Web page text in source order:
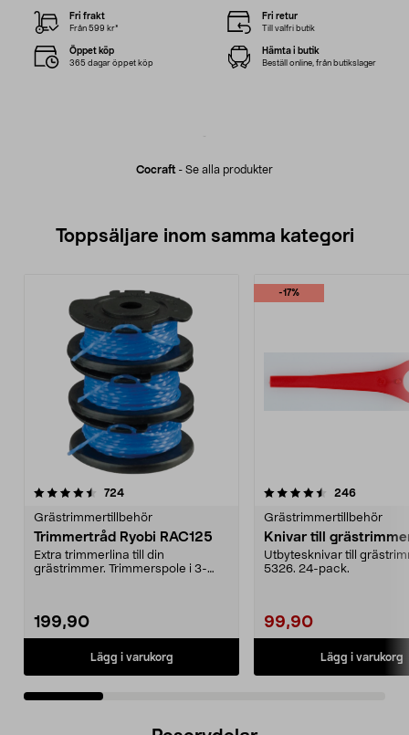
Cocraft - Se alla produkter
Fri frakt
Från 599 kr*
Fri retur
Till valfri butik
Öppet köp
365 dagar öppet köp
Hämta i butik
Beställ online, från butikslager
Toppsäljare inom samma kategori
724recensioner
Grästrimmertillbehör
Trimmertråd Ryobi RAC125
Extra trimmerlina till din
grästrimmer. Trimmerspole i 3-
199,90
Lägg i varukorg
-17%
4.5 av 5 stjärnor 246
Grästrimmertillbehör
Knivar till
Utbytesknivar till
5326. 24-pack.
99,90
Lägg i varukorg
4.5 av 5 stjärnor